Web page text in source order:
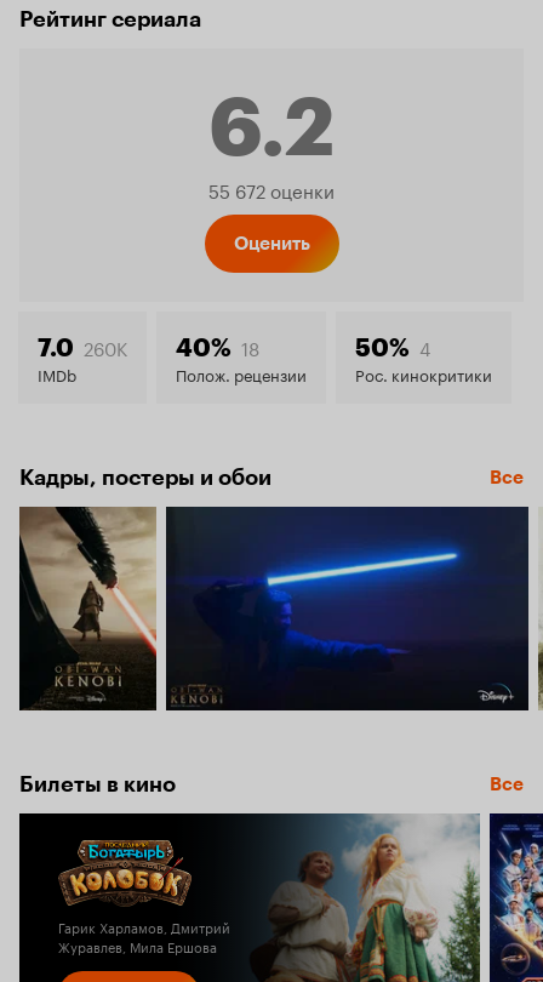
Рейтинг сериала
6.2
Рейтинг
6.2
55 672 оценки
Оценить
7.0 260K
IMDb
40% 18
Полож. рецензии
50% 4
Рос. кинокритики
Кадры, постеры и обои Все
Билеты в кино Все
Гарик Харламов, Дмитрий
Журавлев, Мила Ершова